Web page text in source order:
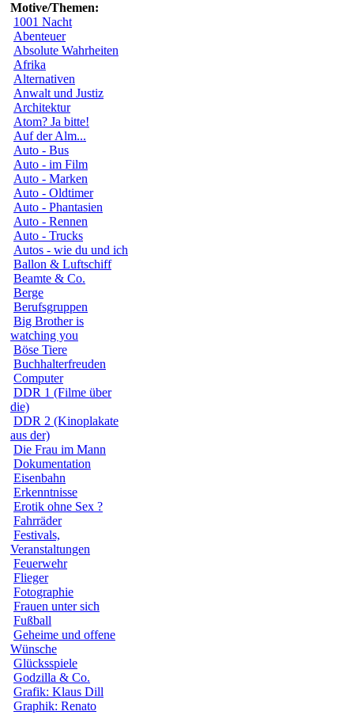
Motive/Themen:
1001 Nacht
Abenteuer
Absolute Wahrheiten
Afrika
Alternativen
Anwalt und Justiz
Architektur
Atom? Ja bitte!
Auf der Alm...
Auto - Bus
Auto - im Film
Auto - Marken
Auto - Oldtimer
Auto - Phantasien
Auto - Rennen
Auto - Trucks
Autos - wie du und ich
Ballon & Luftschiff
Beamte & Co.
Berge
Berufsgruppen
Big Brother is
watching you
Böse Tiere
Buchhalterfreuden
Computer
DDR 1 (Filme über
die)
DDR 2 (Kinoplakate
aus der)
Die Frau im Mann
Dokumentation
Eisenbahn
Erkenntnisse
Erotik ohne Sex ?
Fahrräder
Festivals,
Veranstaltungen
Feuerwehr
Flieger
Fotographie
Frauen unter sich
Fußball
Geheime und offene
Wünsche
Glücksspiele
Godzilla & Co.
Grafik: Klaus Dill
Graphik: Renato